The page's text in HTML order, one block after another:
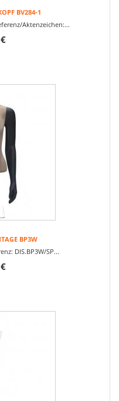
BV284-1
Aktenzeichen:...
BP3W
DIS.BP3W/SP...